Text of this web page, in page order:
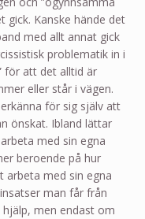
Kanske hände det
med allt annat gick
problematik in i
för att det alltid är
eller står i vägen.
för sig själv att
önskat. Ibland lättar
med sin egna
beroende på hur
arbeta med sin egna
man får från
men endast om